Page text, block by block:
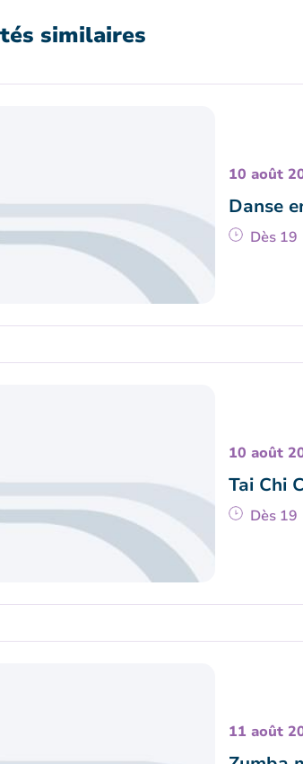
similaires
10 août
Danse
Dès
10 août
Tai Chi
Dès
11 août